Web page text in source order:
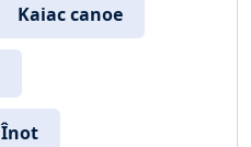
Kaiac canoe
Înot